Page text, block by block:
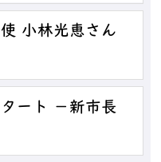
小林光恵さん
ート －新市長